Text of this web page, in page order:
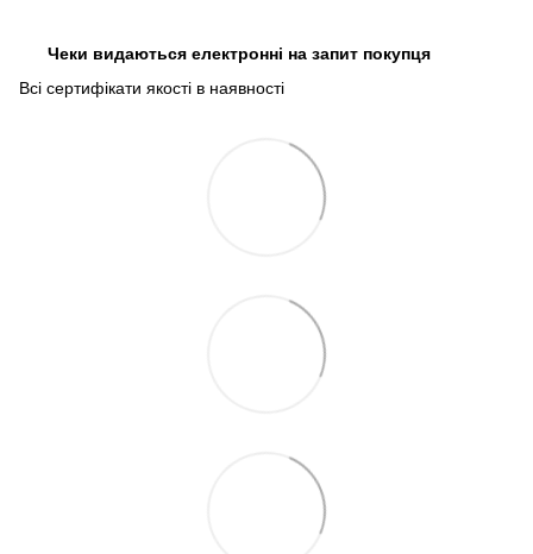
Чеки видаються електронні на запит покупця
Всі сертифікати якості в наявності